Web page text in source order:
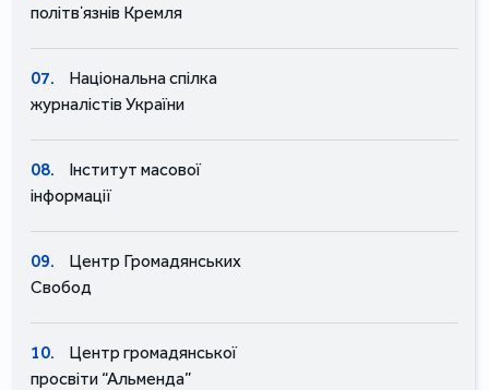
політвʼязнів Кремля
07.
Національна спілка
журналістів України
08.
Інститут масової
інформації
09.
Центр Громадянських
Свобод
10.
Центр громадянської
просвіти “Альменда”